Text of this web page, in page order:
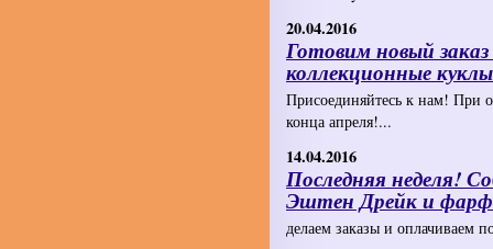
20.04.2016
Готовим новый
коллекционные
Присоединяйтесь к нам! При
конца апреля!...
14.04.2016
Последняя неделя!
Эштен Дрейк и
делаем заказы и оплачиваем